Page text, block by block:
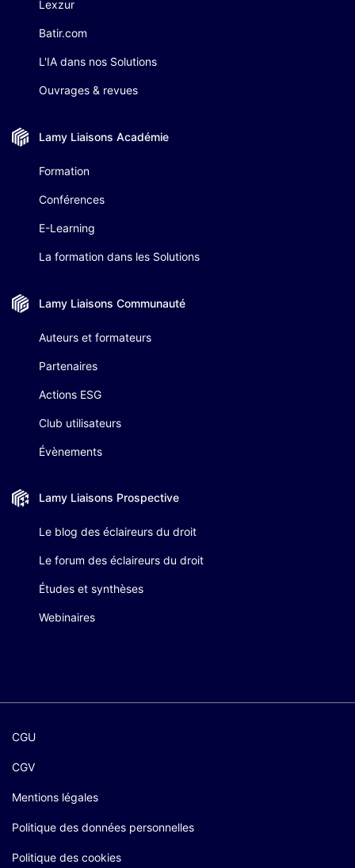
Lexzur
Batir.com
L'IA dans nos Solutions
Ouvrages & revues
Lamy Liaisons Académie
Formation
Conférences
E-Learning
La formation dans les Solutions
Lamy Liaisons Communauté
Auteurs et formateurs
Partenaires
Actions ESG
Club utilisateurs
Évènements
Lamy Liaisons Prospective
Le blog des éclaireurs du droit
Le forum des éclaireurs du droit
Études et synthèses
Webinaires
CGU
CGV
Mentions légales
Politique des données personnelles
Politique des cookies